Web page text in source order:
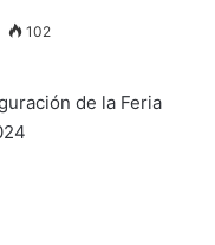
102
de la Feria